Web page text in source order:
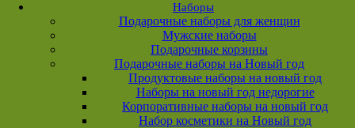
Наборы
Подарочные наборы для женщин
Мужские наборы
Подарочные корзины
Подарочные наборы на Новый год
Продуктовые наборы на новый год
Наборы на новый год недорогие
Корпоративные наборы на новый год
Набор косметики на Новый год